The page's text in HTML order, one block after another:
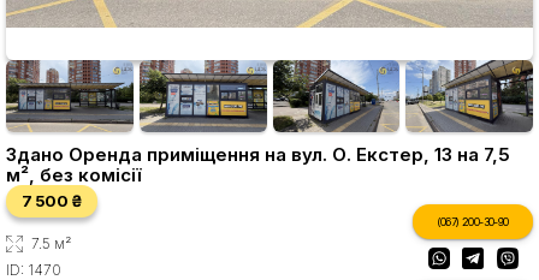
Здано Оренда приміщення на вул. О. Екстер, 13 на 7,5
м², без комісії
7 500 ₴
7.5 м²
ID: 1470
(067) 200-30-90